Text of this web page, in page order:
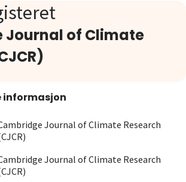
Journal of Climate
informasjon
Journal of Climate Research
Journal of Climate Research